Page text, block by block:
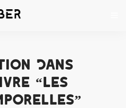
Dans
“Les